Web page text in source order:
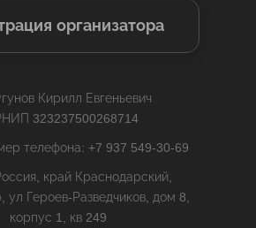
организатора
Кирилл Евгеньевич
323237500268714
телефона: +7 937 549-30-69
край Краснодарский,
ул Героев-Разведчиков, дом 8,
корпус 1, кв 249